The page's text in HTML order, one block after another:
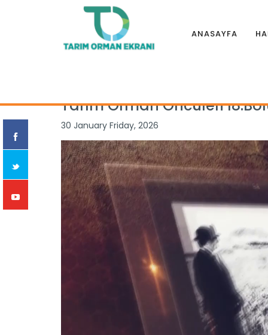
ANASAYFA
Tarım Orman Öncüleri
30 January Friday, 2026